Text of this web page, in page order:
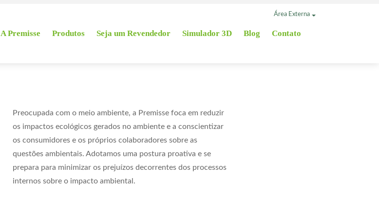
Área Externa
A Premisse Produtos Seja um Revendedor Simulador 3D Blog Contato
Preocupada com o meio ambiente, a Premisse foca em reduzir
os impactos ecológicos gerados no ambiente e a conscientizar
os consumidores e os próprios colaboradores sobre as
questões ambientais. Adotamos uma postura proativa e se
prepara para minimizar os prejuízos decorrentes dos processos
internos sobre o impacto ambiental.